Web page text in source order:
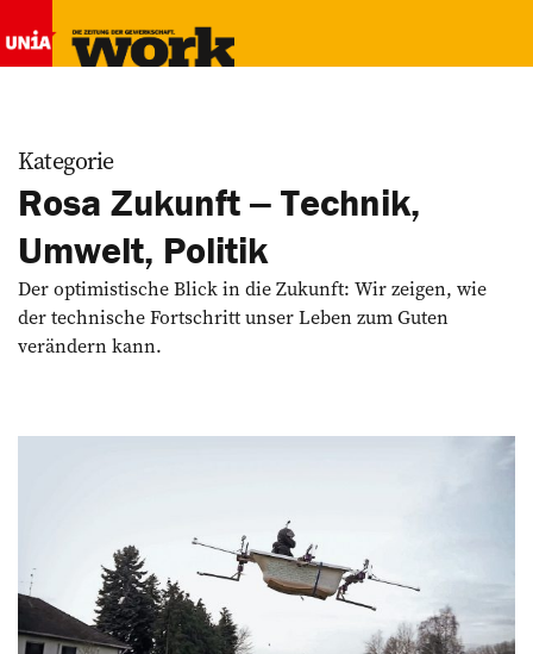
Kategorie
Rosa Zukunft ‒ Technik,
Umwelt, Politik
Der optimistische Blick in die Zukunft: Wir zeigen, wie
der technische Fortschritt unser Leben zum Guten
verändern kann.